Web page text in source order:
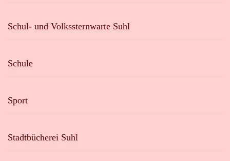
Schul- und Volkssternwarte Suhl
Schule
Sport
Stadtbücherei Suhl